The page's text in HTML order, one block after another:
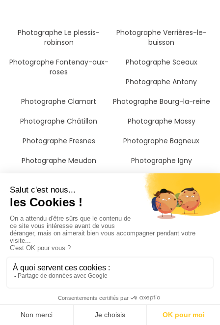
Photographe Le plessis-
robinson
Photographe Verrières-le-
buisson
Photographe Fontenay-aux-
roses
Photographe Sceaux
Photographe Antony
Photographe Clamart
Photographe Bourg-la-reine
Photographe Châtillon
Photographe Massy
Photographe Fresnes
Photographe Bagneux
Photographe Meudon
Photographe Igny
Photographe L'hay-les-roses
Photographe Issy-les-
Photographe Palaiseau
Photographe Malakoff
Photographe Chevilly-larue
Photographe Arcueil
Photographe Vélizy-
Photographe Gentilly
Photographe Sèvres
Photographe Boulogne-